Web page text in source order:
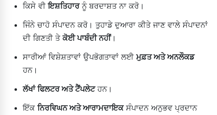
ਕਿਸੇ ਵੀਇਸ਼ਤਿਹਾਰਨੂੰ ਬਰਦਾਸ਼ਤ ਨਾ ਕਰੋ।
ਜਿੰਨੇ ਚਾਹੋ ਸੰਪਾਦਨ ਕਰੋ। ਤੁਹਾਡੇ ਦੁਆਰਾ ਕੀਤੇ ਜਾਣ ਵਾਲੇ ਸੰਪਾਦਨਾਂ
ਦੀ ਗਿਣਤੀ ਤੇਕੋਈ ਪਾਬੰਦੀ ਨਹੀਂ।
ਸਾਰੀਆਂ ਵਿਸ਼ੇਸ਼ਤਾਵਾਂ ਉਪਭੋਗਤਾਵਾਂ ਲਈ ਮੁਫ਼ਤ ਅਤੇ ਅਨਲੌਕਡ
ਹਨ।
ਲੱਖਾਂ ਫਿਲਟਰ ਅਤੇ ਟੈਂਪਲੇਟਹਨ।
ਇੱਕ ਨਿਰਵਿਘਨ ਅਤੇ ਆਰਾਮਦਾਇਕਸੰਪਾਦਨ ਅਨੁਭਵ ਪ੍ਰਦਾਨ